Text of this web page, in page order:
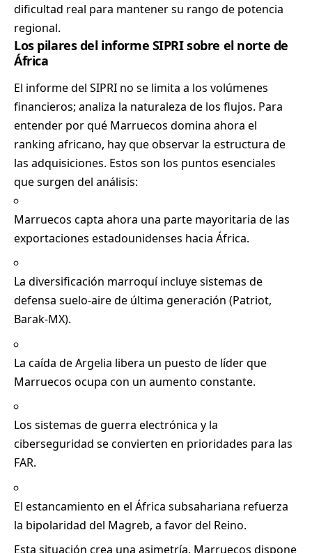
dificultad real para mantener su rango de potencia
regional.
Los pilares del informe SIPRI sobre el norte de
África
El informe del SIPRI no se limita a los volúmenes
financieros; analiza la naturaleza de los flujos. Para
entender por qué Marruecos domina ahora el
ranking africano, hay que observar la estructura de
las adquisiciones. Estos son los puntos esenciales
que surgen del análisis:
Marruecos capta ahora una parte mayoritaria de las
exportaciones estadounidenses hacia África.
La diversificación marroquí incluye sistemas de
defensa suelo-aire de última generación (Patriot,
Barak-MX).
La caída de Argelia libera un puesto de líder que
Marruecos ocupa con un aumento constante.
Los sistemas de guerra electrónica y la
ciberseguridad se convierten en prioridades para las
FAR.
El estancamiento en el África subsahariana refuerza
la bipolaridad del Magreb, a favor del Reino.
Esta situación crea una asimetría. Marruecos dispone